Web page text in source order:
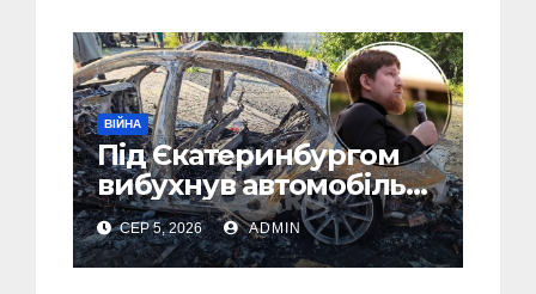
ВІЙНА
Під Єкатеринбургом
вибухнув автомобіль
голови компанії-
виробника дронів
“Упир” – перші
СЕР 5, 2026 ADMIN